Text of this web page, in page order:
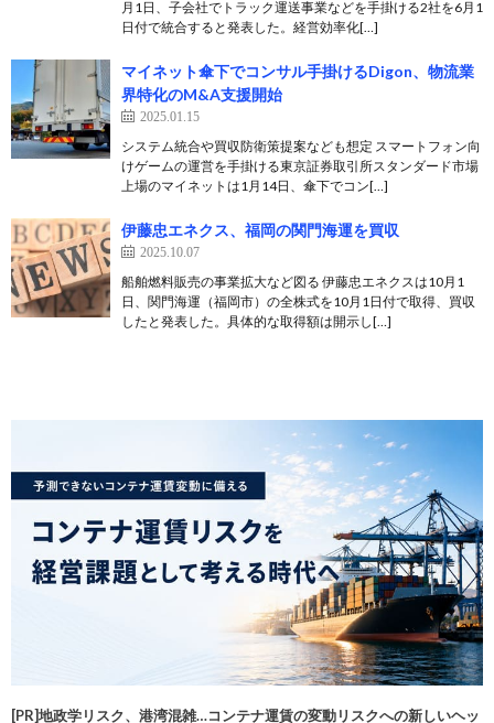
月1日、子会社でトラック運送事業などを手掛ける2社を6月1
日付で統合すると発表した。経営効率化[…]
マイネット傘下でコンサル手掛けるDigon、物流業
界特化のM&A支援開始
2025.01.15
システム統合や買収防衛策提案なども想定 スマートフォン向
けゲームの運営を手掛ける東京証券取引所スタンダード市場
上場のマイネットは1月14日、傘下でコン[…]
伊藤忠エネクス、福岡の関門海運を買収
2025.10.07
船舶燃料販売の事業拡大など図る 伊藤忠エネクスは10月1
日、関門海運（福岡市）の全株式を10月1日付で取得、買収
したと発表した。具体的な取得額は開示し[…]
[PR]地政学リスク、港湾混雑…コンテナ運賃の変動リスクへの新しいヘッ